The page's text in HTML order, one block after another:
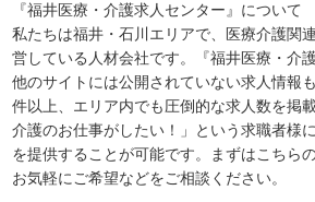
『福井医療・介護求人センター』について
私たちは福井・石川エリアで、医療介護関
営している人材会社です。『福井医療・介
他のサイトには公開されていない求人情報
件以上、エリア内でも圧倒的な求人数を掲
介護のお仕事がしたい！」という求職者様
を提供することが可能です。まずはこちら
お気軽にご希望などをご相談ください。